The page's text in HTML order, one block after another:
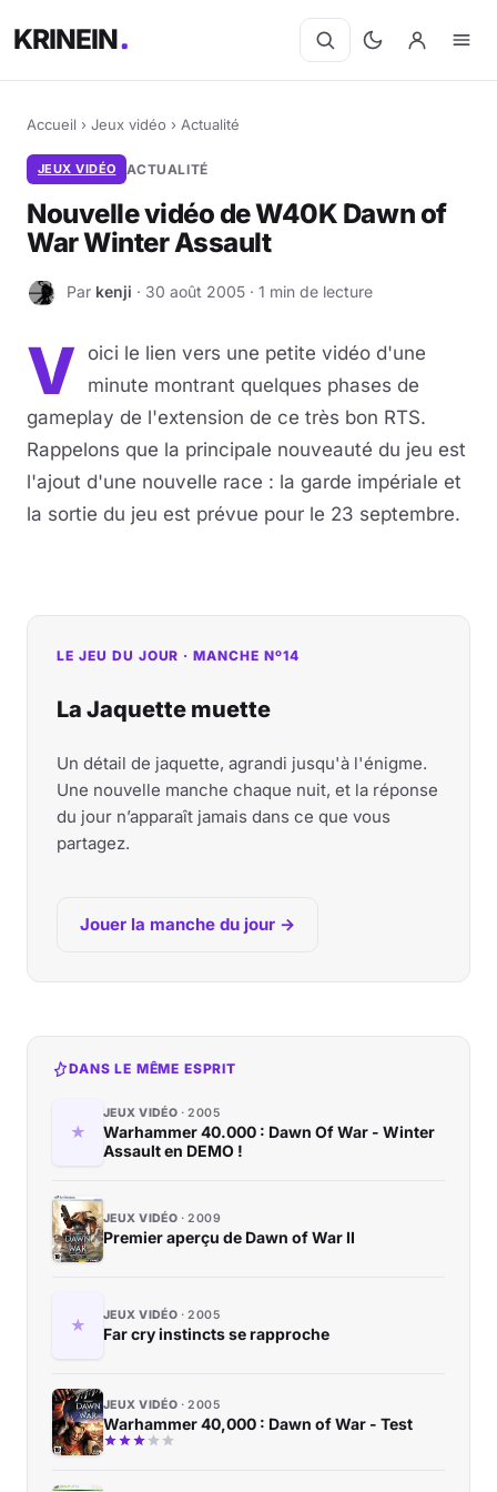
KRINEIN
Accueil › Jeux vidéo › Actualité
JEUX VIDÉO ACTUALITÉ
Nouvelle vidéo de W40K Dawn of
War Winter Assault
K Par kenji · 30 août 2005 · 1 min de lecture
V
oici le lien vers une petite vidéo d'une
minute montrant quelques phases de
gameplay de l'extension de ce très bon RTS.
Rappelons que la principale nouveauté du jeu est
l'ajout d'une nouvelle race : la garde impériale et
la sortie du jeu est prévue pour le 23 septembre.
LE JEU DU JOUR · MANCHE Nº14
La Jaquette muette
Un détail de jaquette, agrandi jusqu'à l'énigme.
Une nouvelle manche chaque nuit, et la réponse
du jour n’apparaît jamais dans ce que vous
partagez.
Jouer la manche du jour →
DANS LE MÊME ESPRIT
JEUX VIDÉO 2005
Warhammer 40.000 : Dawn Of War - Winter
Assault en DEMO !
JEUX VIDÉO 2009
Premier aperçu de Dawn of War II
JEUX VIDÉO 2005
Far cry instincts se rapproche
JEUX VIDÉO 2005
Warhammer 40,000 : Dawn of War - Test